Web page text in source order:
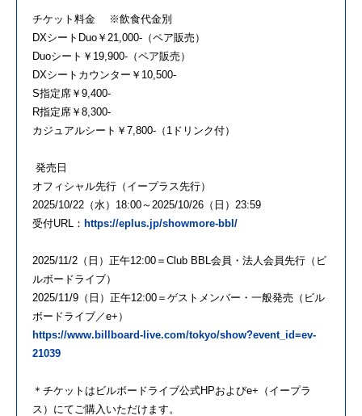
チケット料金 ※飲食代金別
DXシートDuo￥21,000-（ペア販売）
Duoシート￥19,900-（ペア販売）
DXシートカウンター￥10,500-
S指定席￥9,400-
R指定席￥8,300-
カジュアルシート￥7,800-（1ドリンク付）
発売日
オフィシャル先行（イープラス先行）
2025/10/22（水）18:00～2025/10/26（日）23:59
受付URL： https://eplus.jp/showmore-bbl/
2025/11/2（日）正午12:00＝Club BBL会員・法人会員先行（ビ
ルボードライブ）
2025/11/9（日）正午12:00＝ゲストメンバー・一般発売（ビル
ボードライブ／e+）
https://www.billboard-live.com/tokyo/show?event_id=ev-
21039
＊チケットはビルボードライブ公式HPおよびe+（イープラ
ス）にてご購入いただけます。